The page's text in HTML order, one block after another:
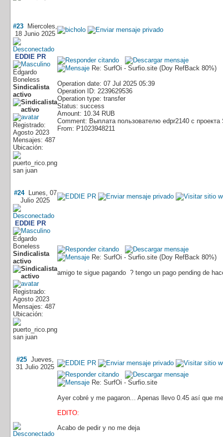
#23 Miercoles,
18 Junio 2025
EDDIE PR
Edgardo
Boneless
Sindicalista
activo
Registrado:
Agosto 2023
Mensajes: 487
Ubicación:
san juan
Re: SurfOi - Surfio.site (Doy RefBack 80%)
Operation date: 07 Jul 2025 05:39
Operation ID: 2239629536
Operation type: transfer
Status: success
Amount: 10.34 RUB
Comment: Выплата пользователю edpr2140 с проекта
From: P1023948211
#24Lunes, 07
Julio 2025
EDDIE PR
Edgardo
Boneless
Sindicalista
activo
Registrado:
Agosto 2023
Mensajes: 487
Ubicación:
san juan
Re: SurfOi - Surfio.site (Doy RefBack 80%)
amigo te sigue pagando ? tengo un pago pending de
#25 Jueves,
31 Julio 2025
Re: SurfOi - Surfio.site
Ayer cobré y me pagaron... Apenas llevo 0.45 así que
EDITO:
Acabo de pedir y no me deja